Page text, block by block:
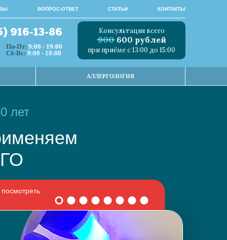
ВОПРОС-ОТВЕТ СТАТЬИ КОНТАКТЫ
916-13-86
Пн-Пт: 9:00 - 19:00
Сб-Вс: 9:00 - 18:00
Консультация всего
900 600 рублей
при приёме с 13:00 до 15:00
АЛЛЕРГОЛОГИЯ
лет